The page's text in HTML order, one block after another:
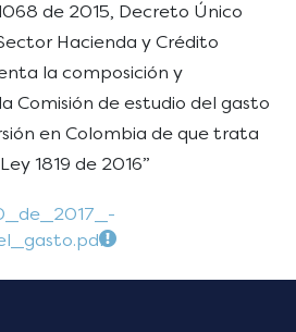
de 2015, Decreto Único
Hacienda y Crédito
la composición y
Comisión de estudio del gasto
en Colombia de que trata
1819 de 2016”